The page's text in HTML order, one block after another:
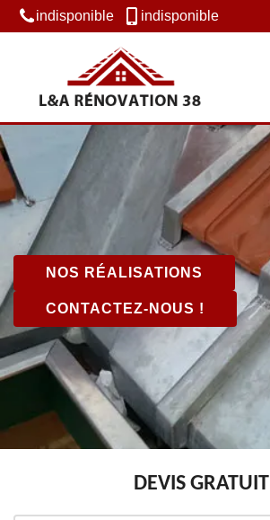
indisponible indisponible
NOS RÉALISATIONS
CONTACTEZ-NOUS !
DEVIS GRATUIT